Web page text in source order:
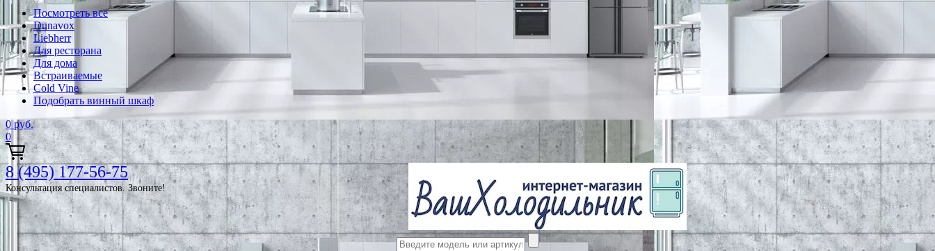
Посмотреть все
Dunavox
Liebherr
Для ресторана
Для дома
Встраиваемые
Cold Vine
Подобрать винный шкаф
0 руб.
0
8 (495) 177-56-75
Консультация специалистов. Звоните!